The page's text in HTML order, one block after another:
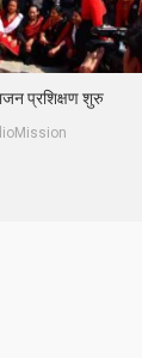
भजन प्रशिक्षण शुरु